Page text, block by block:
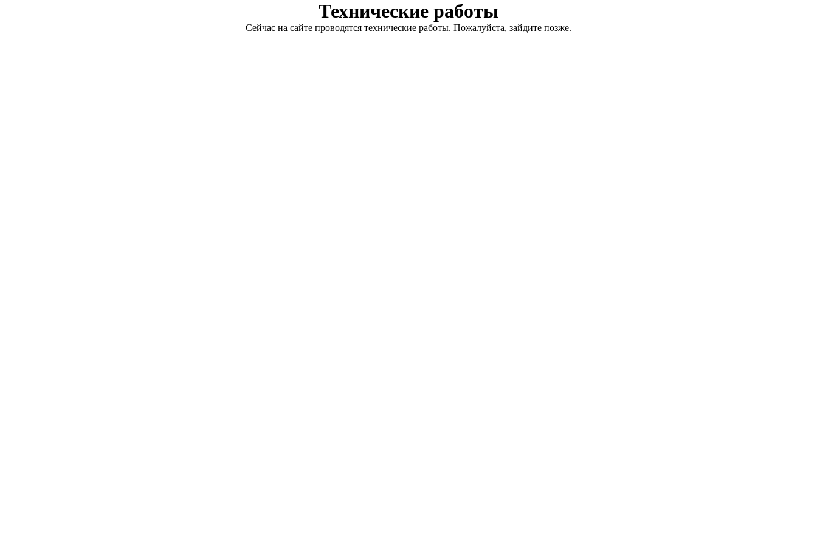
Технические работы
Сейчас на сайте проводятся технические работы. Пожалуйста, зайдите позже.